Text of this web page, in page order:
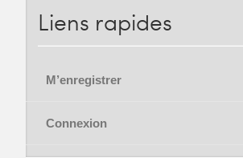
Liens rapides
M’enregistrer
Connexion